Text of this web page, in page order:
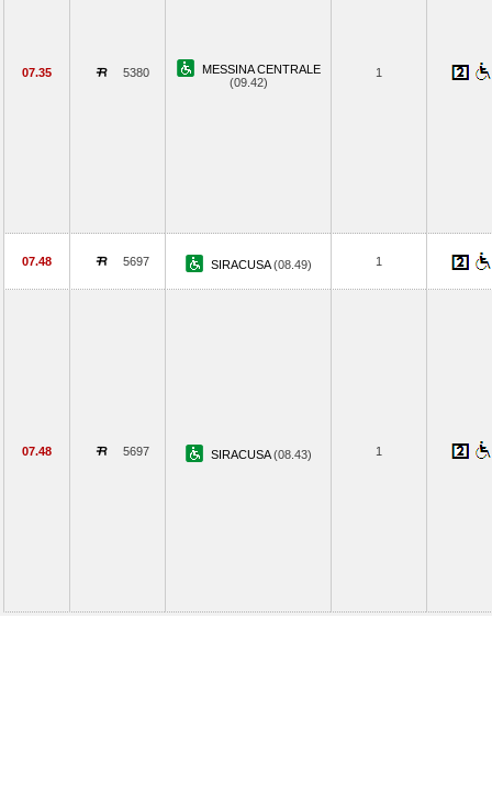
07.35 5380
MESSINA CENTRALE
(09.42)
1
07.48 5697 SIRACUSA(08.49) 1
07.48 5697 SIRACUSA(08.43) 1